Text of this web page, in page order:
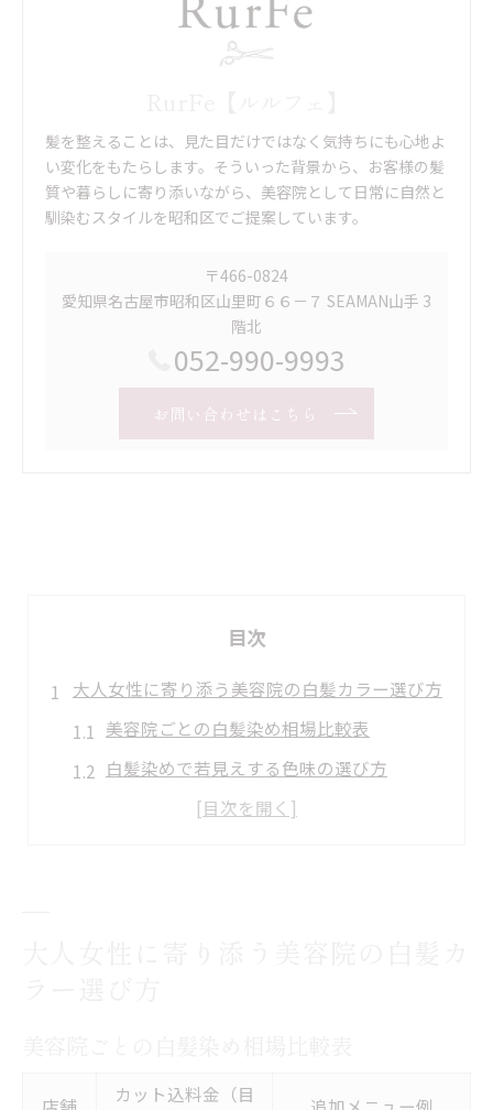
髪を整えることは、見た目だけではなく気持ちにも心地よ
い変化をもたらします。そういった背景から、お客様の髪
質や暮らしに寄り添いながら、美容院として日常に自然と
馴染むスタイルを昭和区でご提案しています。
〒466-0824
愛知県名古屋市昭和区山里町６６－７ SEAMAN山手 3
階北
052-990-9993
お問い合わせはこちら
目次
大人女性に寄り添う美容院の白髪カラー選び方
美容院ごとの白髪染め相場比較表
白髪染めで若見えする色味の選び方
大人女性が美容院で重視すべきポイント
自然な若見えを叶える美容院の秘訣
カット込料金（目